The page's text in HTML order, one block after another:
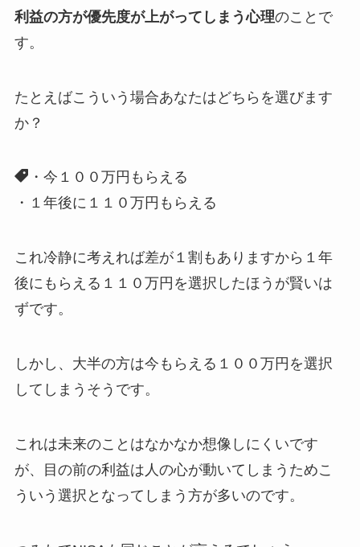
利益の方が優先度が上がってしまう心理のことで
す。
たとえばこういう場合あなたはどちらを選びます
か？
・今１００万円もらえる
・１年後に１１０万円もらえる
これ冷静に考えれば差が１割もありますから１年
後にもらえる１１０万円を選択したほうが賢いは
ずです。
しかし、大半の方は今もらえる１００万円を選択
してしまうそうです。
これは未来のことはなかなか想像しにくいです
が、目の前の利益は人の心が動いてしまうためこ
ういう選択となってしまう方が多いのです。